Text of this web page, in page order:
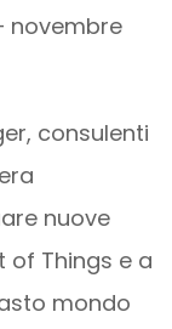
novembre
consulenti
nuove
of Things e a
mondo